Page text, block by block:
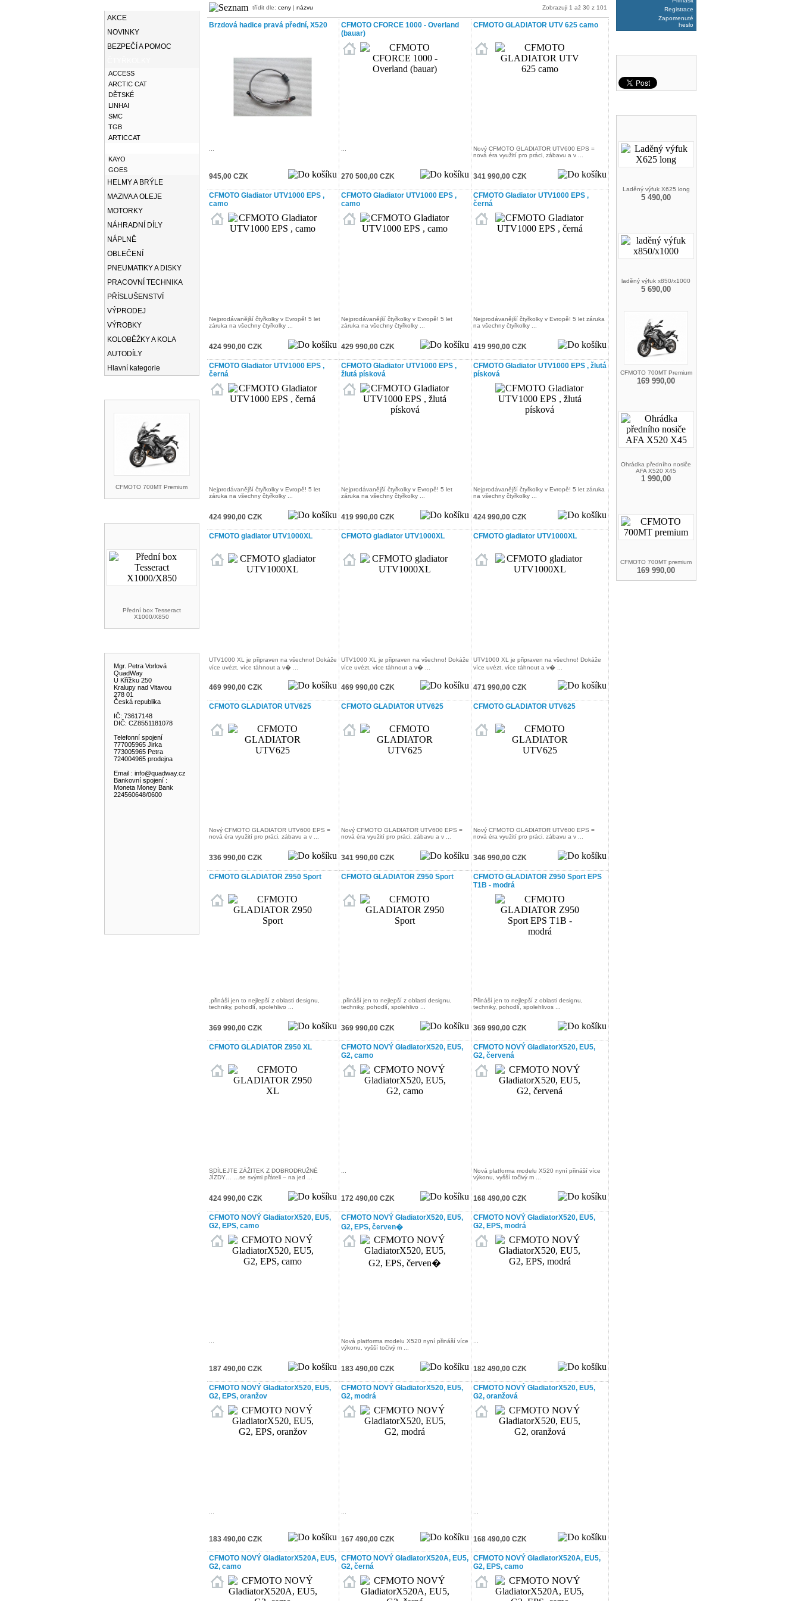
AKCE
NOVINKY
BEZPEČÍ A POMOC
ACCESS
ARCTIC CAT
DĚTSKÉ
LINHAI
SMC
TGB
ARTICCAT
KAYO
GOES
HELMY A BRÝLE
MAZIVA A OLEJE
MOTORKY
NÁHRADNÍ DÍLY
NÁPLNĚ
OBLEČENÍ
PNEUMATIKY A DISKY
PRACOVNÍ TECHNIKA
PŘÍSLUŠENSTVÍ
VÝPRODEJ
VÝROBKY
KOLOBĚŽKY A KOLA
AUTODÍLY
Hlavní kategorie
CFMOTO 700MT Premium
Přední box Tesseract
X1000/X850
Mgr. Petra Vorlová
QuadWay
U Křížku 250
Kralupy nad Vltavou
278 01
Česká republika
IČ: 73617148
DIČ: CZ8551181078
Telefonní spojení
777005965 Jirka
773005965 Petra
724004965 prodejna
Email : info@quadway.cz
Bankovní spojení :
Moneta Money Bank
224560648/0600
třídit dle: ceny| názvu Zobrazuji 1 až 30 z 101
Brzdová hadice pravá přední, X520
945,00 CZK
CFMOTO CFORCE 1000 - Overland
(bauar)
270 500,00 CZK
CFMOTO GLADIATOR UTV 625 camo
Nový CFMOTO GLADIATOR UTV600 EPS =
nová éra využití pro práci, zábavu a v ...
341 990,00 CZK
CFMOTO Gladiator UTV1000 EPS ,
camo
Nejprodávanější čtyřkolky v Evropě! 5 let
záruka na všechny čtyřkolky ...
424 990,00 CZK
CFMOTO Gladiator UTV1000 EPS ,
camo
Nejprodávanější čtyřkolky v Evropě! 5 let
záruka na všechny čtyřkolky ...
429 990,00 CZK
CFMOTO Gladiator UTV1000 EPS ,
černá
Nejprodávanější čtyřkolky v Evropě! 5 let záruka
na všechny čtyřkolky ...
419 990,00 CZK
CFMOTO Gladiator UTV1000 EPS ,
černá
Nejprodávanější čtyřkolky v Evropě! 5 let
záruka na všechny čtyřkolky ...
424 990,00 CZK
CFMOTO Gladiator UTV1000 EPS ,
žlutá písková
Nejprodávanější čtyřkolky v Evropě! 5 let
záruka na všechny čtyřkolky ...
419 990,00 CZK
CFMOTO Gladiator UTV1000 EPS , žlutá
písková
Nejprodávanější čtyřkolky v Evropě! 5 let záruka
na všechny čtyřkolky ...
424 990,00 CZK
CFMOTO gladiator UTV1000XL
UTV1000 XL je připraven na všechno! Dokáže
více uvézt, více táhnout a v� ...
469 990,00 CZK
CFMOTO gladiator UTV1000XL
UTV1000 XL je připraven na všechno! Dokáže
více uvézt, více táhnout a v� ...
469 990,00 CZK
CFMOTO gladiator UTV1000XL
UTV1000 XL je připraven na všechno! Dokáže
více uvézt, více táhnout a v� ...
471 990,00 CZK
CFMOTO GLADIATOR UTV625
Nový CFMOTO GLADIATOR UTV600 EPS =
nová éra využití pro práci, zábavu a v ...
336 990,00 CZK
CFMOTO GLADIATOR UTV625
Nový CFMOTO GLADIATOR UTV600 EPS =
nová éra využití pro práci, zábavu a v ...
341 990,00 CZK
CFMOTO GLADIATOR UTV625
Nový CFMOTO GLADIATOR UTV600 EPS =
nová éra využití pro práci, zábavu a v ...
346 990,00 CZK
CFMOTO GLADIATOR Z950 Sport
.přináší jen to nejlepší z oblasti designu,
techniky, pohodlí, spolehlivo ...
369 990,00 CZK
CFMOTO GLADIATOR Z950 Sport
.přináší jen to nejlepší z oblasti designu,
techniky, pohodlí, spolehlivo ...
369 990,00 CZK
CFMOTO GLADIATOR Z950 Sport EPS
T1B - modrá
Přináší jen to nejlepší z oblasti designu,
techniky, pohodlí, spolehlivos ...
369 990,00 CZK
CFMOTO GLADIATOR Z950 XL
SDÍLEJTE ZÁŽITEK Z DOBRODRUŽNÉ
JÍZDY… …se svými přáteli – na jed ...
424 990,00 CZK
CFMOTO NOVÝ GladiatorX520, EU5,
G2, camo
172 490,00 CZK
CFMOTO NOVÝ GladiatorX520, EU5,
G2, červená
Nová platforma modelu X520 nyní přináší více
výkonu, vyšší točivý m ...
168 490,00 CZK
CFMOTO NOVÝ GladiatorX520, EU5,
G2, EPS, camo
187 490,00 CZK
CFMOTO NOVÝ GladiatorX520, EU5,
G2, EPS, červen�
Nová platforma modelu X520 nyní přináší více
výkonu, vyšší točivý m ...
183 490,00 CZK
CFMOTO NOVÝ GladiatorX520, EU5,
G2, EPS, modrá
182 490,00 CZK
CFMOTO NOVÝ GladiatorX520, EU5,
G2, EPS, oranžov
183 490,00 CZK
CFMOTO NOVÝ GladiatorX520, EU5,
G2, modrá
167 490,00 CZK
CFMOTO NOVÝ GladiatorX520, EU5,
G2, oranžová
168 490,00 CZK
CFMOTO NOVÝ GladiatorX520A, EU5,
G2, camo
CFMOTO NOVÝ GladiatorX520A, EU5,
G2, černá
CFMOTO NOVÝ GladiatorX520A, EU5,
G2, EPS, camo
Registrace
Zapomenuté
heslo
Laděný výfuk X625 long
5 490,00
laděný výfuk x850/x1000
5 690,00
CFMOTO 700MT Premium
169 990,00
Ohrádka předního nosiče
AFA X520 X45
1 990,00
CFMOTO 700MT premium
169 990,00